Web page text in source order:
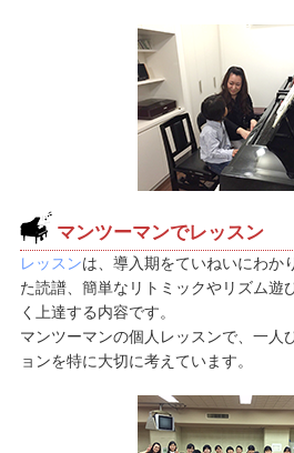
マンツーマンでレッスン
レッスンは、導入期をていねいにわか
た読譜、簡単なリトミックやリズム遊
く上達する内容です。
マンツーマンの個人レッスンで、一人
ョンを特に大切に考えています。